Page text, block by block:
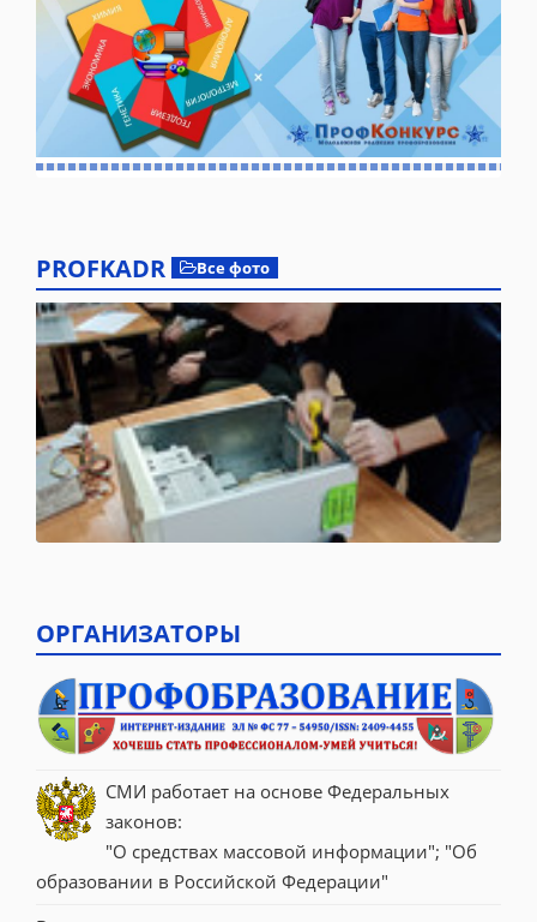
PROFKADR Все фото
ОРГАНИЗАТОРЫ
СМИ работает на основе Федеральных
законов:
"О средствах массовой информации"; "Об
образовании в Российской Федерации"